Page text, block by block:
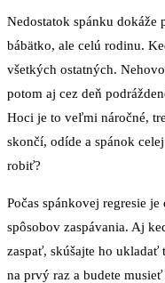
Nedostatok spánku dokáže
bábätko, ale celú rodinu.
všetkých ostatných.
potom aj cez deň
Hoci je to veľmi náročné,
skončí, odíde a spánok
robiť?
Počas spánkovej regresie
spôsobov zaspávania. Aj
zaspať, skúšajte ho
na prvý raz a budete